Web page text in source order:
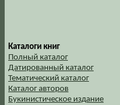
Каталоги книг
Полный каталог
Датированный каталог
Тематический каталог
Каталог авторов
Букинистическое издание